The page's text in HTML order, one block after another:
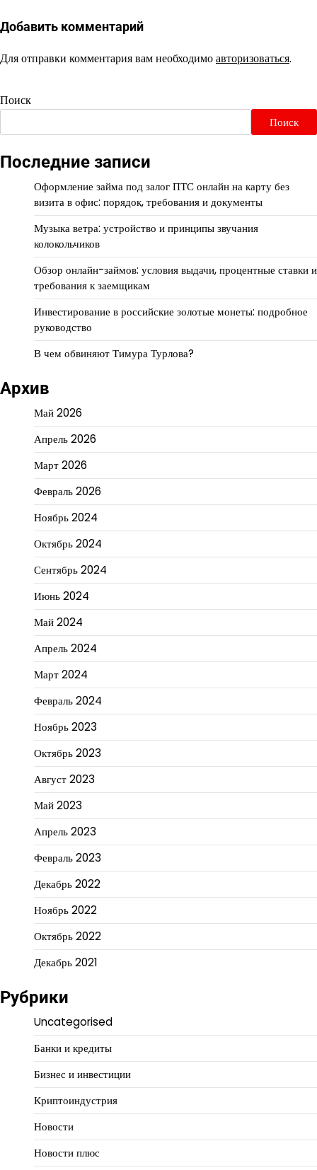
Добавить комментарий
Для отправки комментария вам необходимоавторизоваться.
Поиск
Поиск
Последние записи
Оформление займа под залог ПТС онлайн на карту без
визита в офис: порядок, требования и документы
Музыка ветра: устройство и принципы звучания
колокольчиков
Обзор онлайн-займов: условия выдачи, процентные ставки и
требования к заемщикам
Инвестирование в российские золотые монеты: подробное
руководство
В чем обвиняют Тимура Турлова?
Архив
Май 2026
Апрель 2026
Март 2026
Февраль 2026
Ноябрь 2024
Октябрь 2024
Сентябрь 2024
Июнь 2024
Май 2024
Апрель 2024
Март 2024
Февраль 2024
Ноябрь 2023
Октябрь 2023
Август 2023
Май 2023
Апрель 2023
Февраль 2023
Декабрь 2022
Ноябрь 2022
Октябрь 2022
Декабрь 2021
Рубрики
Uncategorised
Банки и кредиты
Бизнес и инвестиции
Криптоиндустрия
Новости
Новости плюс